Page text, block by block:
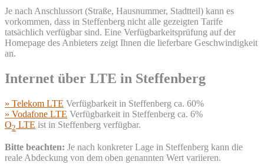
Je nach Anschlussort (Straße, Hausnummer, Stadtteil) kann es
vorkommen, dass in Steffenberg nicht alle gezeigten Tarife
tatsächlich verfügbar sind. Eine Verfügbarkeitsprüfung auf der
Homepage des Anbieters zeigt Ihnen die lieferbare Geschwindigkeit
an.
Internet über LTE in Steffenberg
» Telekom LTE Verfügbarkeit in Steffenberg ca. 60%
» Vodafone LTE Verfügbarkeit in Steffenberg ca. 6%
O2 LTE ist in Steffenberg verfügbar.
Bitte beachten: Je nach konkreter Lage in Steffenberg kann die
reale Abdeckung von dem oben genannten Wert variieren.